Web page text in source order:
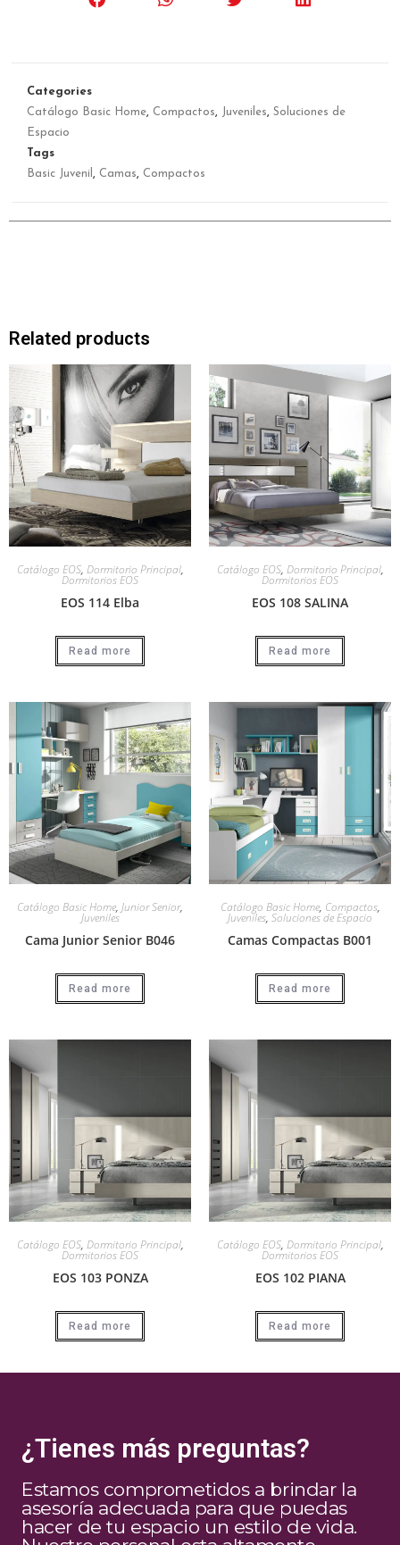
Categories
Catálogo Basic Home, Compactos, Juveniles, Soluciones de
Espacio
Tags
Basic Juvenil , Camas, Compactos
Related products
Catálogo EOS, Dormitorio Principal,
Dormitorios EOS
EOS 114 Elba
Read more
Catálogo EOS, Dormitorio Principal,
Dormitorios EOS
EOS 108 SALINA
Read more
Catálogo Basic Home, Junior Senior,
Juveniles
Cama Junior Senior B046
Read more
Catálogo Basic Home, Compactos,
Juveniles, Soluciones de Espacio
Camas Compactas B001
Read more
Catálogo EOS, Dormitorio Principal,
Dormitorios EOS
EOS 103 PONZA
Read more
Catálogo EOS, Dormitorio Principal,
Dormitorios EOS
EOS 102 PIANA
Read more
¿Tienes más preguntas?
Estamos comprometidos a brindar la
asesoría adecuada para que puedas
hacer de tu espacio un estilo de vida.